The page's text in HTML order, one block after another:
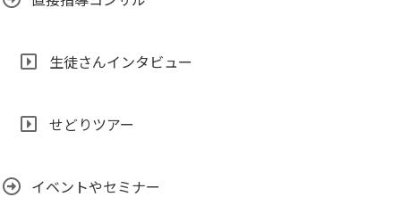
生徒さんインタビュー
せどりツアー
イベントやセミナー